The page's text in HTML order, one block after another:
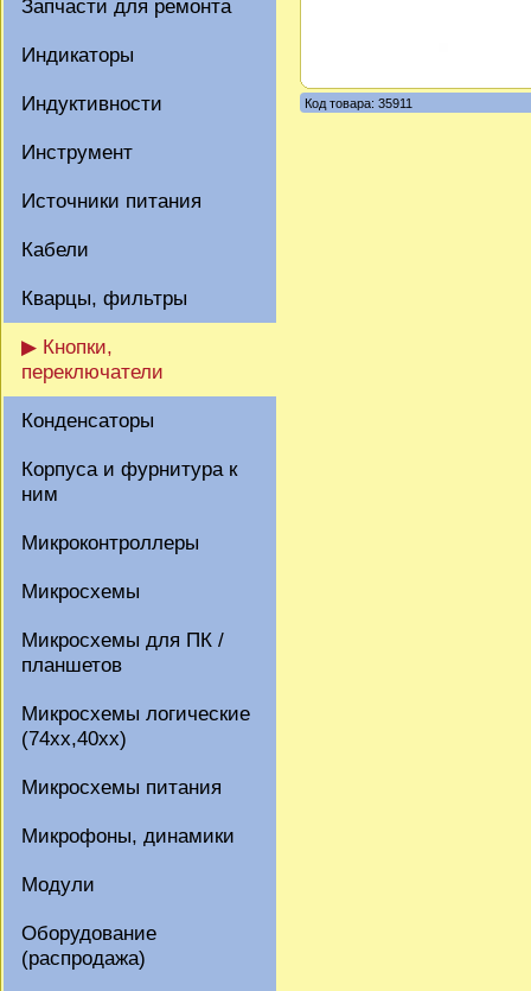
Запчасти для ремонта
Индикаторы
Индуктивности
Инструмент
Источники питания
Кабели
Кварцы, фильтры
▶ Кнопки,
переключатели
Конденсаторы
Корпуса и фурнитура к
ним
Микроконтроллеры
Микросхемы
Микросхемы для ПК /
планшетов
Микросхемы логические
(74xx,40xx)
Микросхемы питания
Микрофоны, динамики
Модули
Оборудование
(распродажа)
Код товара: 35911